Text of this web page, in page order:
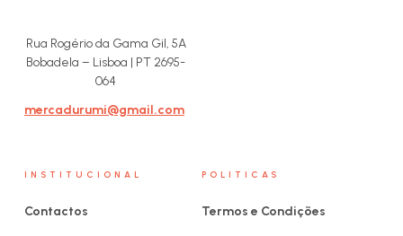
Rua Rogério da Gama Gil, 5A
Bobadela – Lisboa | PT 2695-
064
mercadurumi@gmail.com
INSTITUCIONAL
Contactos
POLITICAS
Termos e Condições